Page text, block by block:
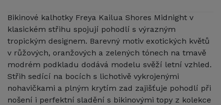
Bikinové kalhotky Freya Kailua Shores Midnight v
klasickém střihu spojují pohodlí s výrazným
tropickým designem. Barevný motiv exotických květů
v růžových, oranžových a zelených tónech na tmavě
modrém podkladu dodává modelu svěží letní vzhled.
Střih sedící na bocích s lichotivě vykrojenými
nohavičkami a plným krytím zad zajišťuje pohodlí při
nošení i perfektní sladění s bikinovými topy z kolekce